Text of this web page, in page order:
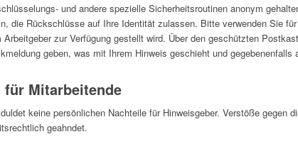
und andere spezielle Sicherheitsroutinen anonym
die Rückschlüsse auf Ihre Identität zulassen. Bitte verwenden Sie
zur Verfügung gestellt wird. Über den geschützten
geben, was mit Ihrem Hinweis geschieht und gegebenenfalls
für Mitarbeitende
keine persönlichen Nachteile für Hinweisgeber. Verstöße gegen
geahndet.